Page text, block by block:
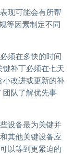
现可能会有所帮
等因素制定不同
须在多快的时间
补丁必须在七天
小改进或更新的补
队了解优先事
设备最为关键并
其他关键设备应
以等到更紧迫的